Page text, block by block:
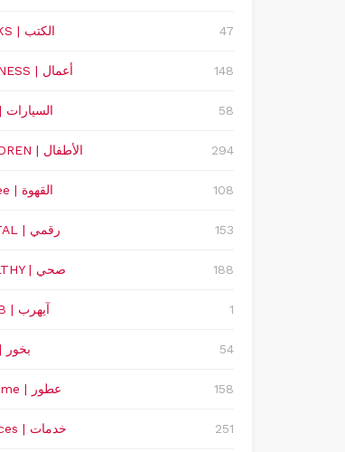
BOOKS | الكتب 47
‏BUSINESS | أعمال 148
Cars | السيارات 58
CHILDREN | الأطفال 294
Coffee | القهوة 108
DIGITAL | رقمي 153
HEALTHY | صحي 188
IHERB | آيهرب 1
OUD | بخور 54
Perfume | عطور 158
Services | خدمات 251